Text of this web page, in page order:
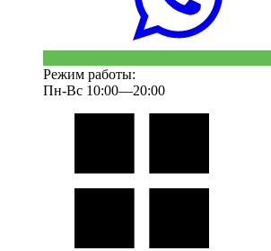
Режим работы:
Пн-Вс 10:00—20:00